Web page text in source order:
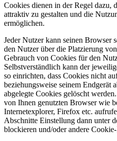
Cookies dienen in der Regel dazu,
attraktiv zu gestalten und die
ermöglichen.
Jeder Nutzer kann seinen Browser
den Nutzer über die Platzierung
Gebrauch von Cookies für den
Selbstverständlich kann der
so einrichten, dass Cookies nicht
beziehungsweise seinem Endgerät
abgelegte Cookies gelöscht
von Ihnen genutzten Browser wie
Internetexplorer, Firefox etc.
Abschnitte Einstellung dann unter
blockieren und/oder andere